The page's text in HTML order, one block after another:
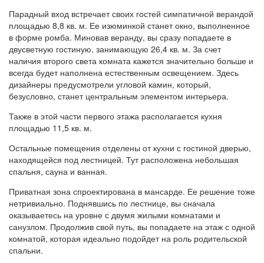
Парадный вход встречает своих гостей симпатичной верандой
площадью 8,8 кв. м. Ее изюминкой станет окно, выполненное
в форме ромба. Миновав веранду, вы сразу попадаете в
двусветную гостиную, занимающую 26,4 кв. м. За счет
наличия второго света комната кажется значительно больше и
всегда будет наполнена естественным освещением. Здесь
дизайнеры предусмотрели угловой камин, который,
безусловно, станет центральным элементом интерьера.
Также в этой части первого этажа располагается кухня
площадью 11,5 кв. м.
Остальные помещения отделены от кухни с гостиной дверью,
находящейся под лестницей. Тут расположена небольшая
спальня, сауна и ванная.
Приватная зона спроектирована в мансарде. Ее решение тоже
нетривиально. Поднявшись по лестнице, вы сначала
оказываетесь на уровне с двумя жилыми комнатами и
санузлом. Продолжив свой путь, вы попадаете на этаж с одной
комнатой, которая идеально подойдет на роль родительской
спальни.